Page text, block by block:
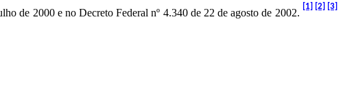
de 2000 e no Decreto Federal nº 4.340 de 22 de agosto de 2002.
[1] [2] [3]